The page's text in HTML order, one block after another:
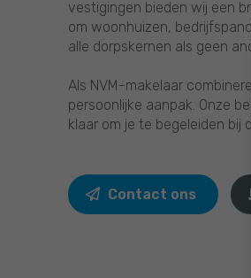
vestigingen bieden wij een
om woonhuizen,
alle dorpskernen als geen
Als NVM-makelaar
persoonlijke aanpak. Onze
klaar om je te begeleiden bij
Contact ons